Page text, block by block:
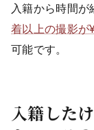
入籍から時間
着以上の撮影が
可能です。
入籍した